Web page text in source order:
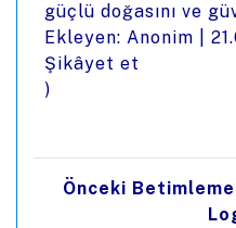
güçlü doğasını ve
Ekleyen: Anonim |
Şikâyet et
)
Önceki